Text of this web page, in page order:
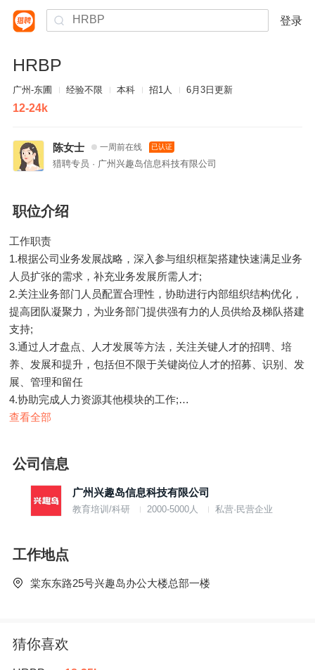
登录
HRBP
广州-东圃 经验不限 本科 招1人 6月3日更新
12-24k
陈女士 一周前在线 已认证
猎聘专员 · 广州兴趣岛信息科技有限公司
职位介绍
工作职责
1.根据公司业务发展战略，深入参与组织框架搭建快速满足业务
人员扩张的需求，补充业务发展所需人才;
2.关注业务部门人员配置合理性，协助进行内部组织结构优化，
提高团队凝聚力，为业务部门提供强有力的人员供给及梯队搭建
支持;
3.通过人才盘点、人才发展等方法，关注关键人才的招聘、培
养、发展和提升，包括但不限于关键岗位人才的招募、识别、发
展、管理和留任
4.协助完成人力资源其他模块的工作;
5.负责人力资源各项制度在部门的落地执行，并进行有效反馈和
1、统招全日制本科及以上学历，人力资源、心理学、管理学、
企业管理相关专业优先;
2、5年以上HRBP工作经验，互联网/新媒体行业优先考虑;
4、有业务敏锐度，具备较强的逻辑思维能力、学习能力、应变
能力和抗压能力;
查看全部
公司信息
广州兴趣岛信息科技有限公司
教育培训/科研 2000-5000人 私营·民营企业
工作地点
棠东东路25号兴趣岛办公大楼总部一楼
猜你喜欢